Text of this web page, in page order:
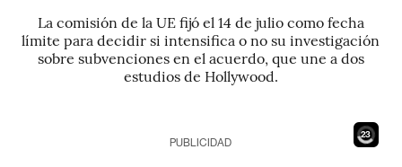
La comisión de la UE fijó el 14 de julio como fecha
límite para decidir si intensifica o no su investigación
sobre subvenciones en el acuerdo, que une a dos
estudios de Hollywood.
21
PUBLICIDAD